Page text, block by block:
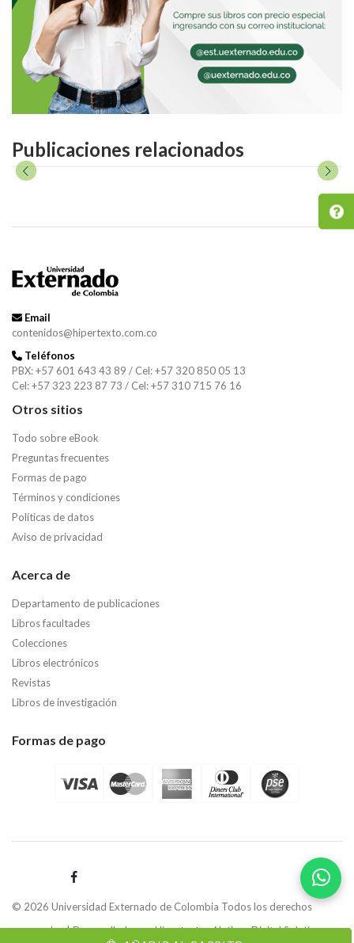
Publicaciones relacionados
Email
contenidos@hipertexto.com.co
Teléfonos
PBX: +57 601 643 43 89 / Cel: +57 320 850 05 13
Cel: +57 323 223 87 73 / Cel: +57 310 715 76 16
Otros sitios
Todo sobre eBook
Preguntas frecuentes
Formas de pago
Términos y condiciones
Políticas de datos
Aviso de privacidad
Acerca de
Departamento de publicaciones
Libros facultades
Colecciones
Libros electrónicos
Revistas
Libros de investigación
Formas de pago
© 2026 Universidad Externado de Colombia Todos los derechos
reservados | Desarrollado porHipertexto - Netizen Digital Solutions.